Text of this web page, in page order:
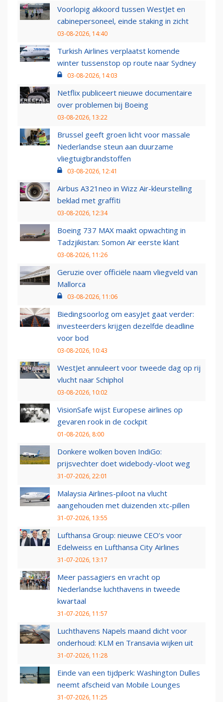
Voorlopig akkoord tussen WestJet en
cabinepersoneel, einde staking in zicht
03-08-2026, 14:40
Turkish Airlines verplaatst komende
winter tussenstop op route naar Sydney
03-08-2026, 14:03
Netflix publiceert nieuwe documentaire
over problemen bij Boeing
03-08-2026, 13:22
Brussel geeft groen licht voor massale
Nederlandse steun aan duurzame
vliegtuigbrandstoffen
03-08-2026, 12:41
Airbus A321neo in Wizz Air-kleurstelling
beklad met graffiti
03-08-2026, 12:34
Boeing 737 MAX maakt opwachting in
Tadzjikistan: Somon Air eerste klant
03-08-2026, 11:26
Geruzie over officiële naam vliegveld van
Mallorca
03-08-2026, 11:06
Biedingsoorlog om easyJet gaat verder:
investeerders krijgen dezelfde deadline
voor bod
03-08-2026, 10:43
WestJet annuleert voor tweede dag op rij
vlucht naar Schiphol
03-08-2026, 10:02
VisionSafe wijst Europese airlines op
gevaren rook in de cockpit
01-08-2026, 8:00
Donkere wolken boven IndiGo:
prijsvechter doet widebody-vloot weg
31-07-2026, 22:01
Malaysia Airlines-piloot na vlucht
aangehouden met duizenden xtc-pillen
31-07-2026, 13:55
Lufthansa Group: nieuwe CEO’s voor
Edelweiss en Lufthansa City Airlines
31-07-2026, 13:17
Meer passagiers en vracht op
Nederlandse luchthavens in tweede
kwartaal
31-07-2026, 11:57
Luchthavens Napels maand dicht voor
onderhoud: KLM en Transavia wijken uit
31-07-2026, 11:28
Einde van een tijdperk: Washington Dulles
neemt afscheid van Mobile Lounges
31-07-2026, 11:25